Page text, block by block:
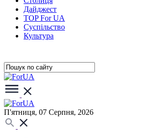
Дайджест
TOP For UA
Суспiльство
Культура
П'ятниця, 07 Серпня, 2026